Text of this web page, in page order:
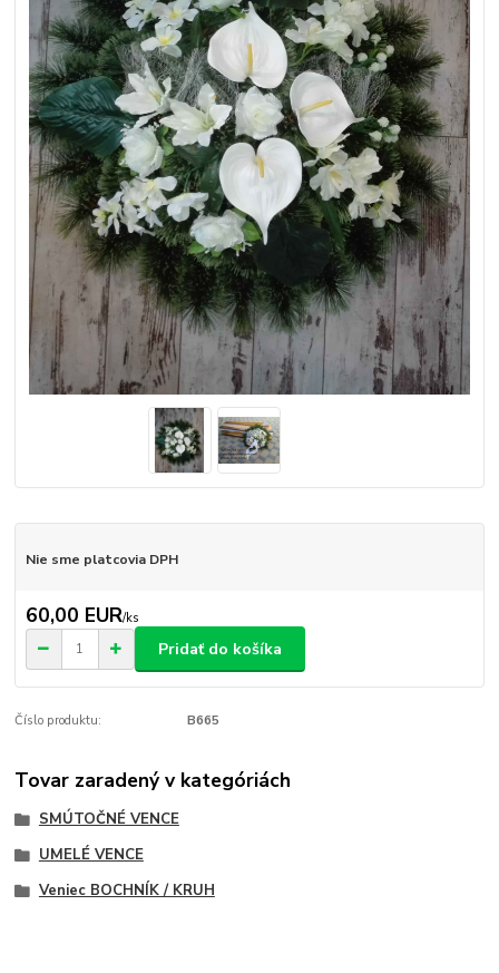
Nie sme platcovia DPH
60,00 EUR/ks
Pridať do košíka
Číslo produktu: B665
Tovar zaradený v kategóriách
SMÚTOČNÉ VENCE
UMELÉ VENCE
Veniec BOCHNÍK / KRUH